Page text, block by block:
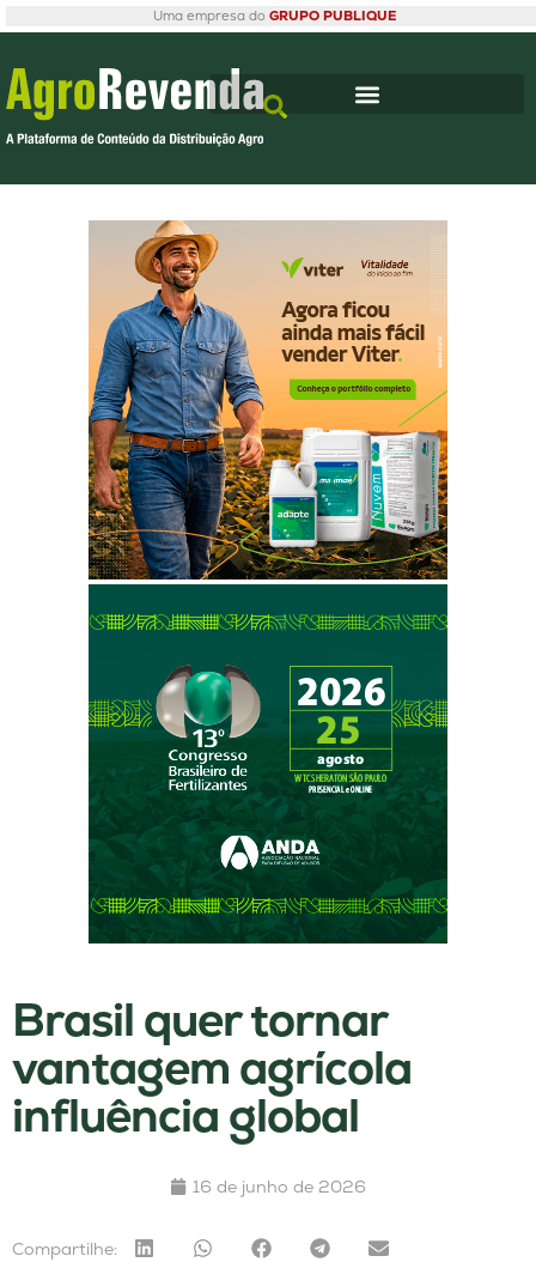
Uma empresa do GRUPO PUBLIQUE
Brasil quer tornar
vantagem agrícola
influência global
16 de junho de 2026
Compartilhe: